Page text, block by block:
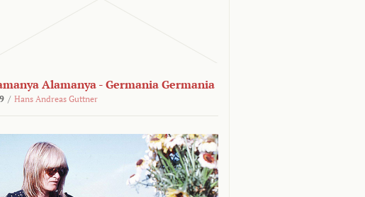
Alamanya - Germania Germania
/ Hans Andreas Guttner